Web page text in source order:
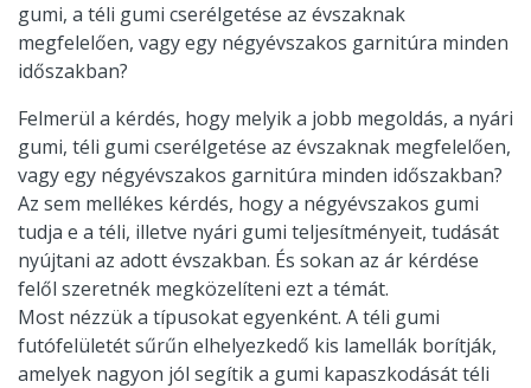
gumi, a téli gumi cserélgetése az évszaknak
megfelelően, vagy egy négyévszakos garnitúra minden
időszakban?
Felmerül a kérdés, hogy melyik a jobb megoldás, a nyári
gumi, téli gumi cserélgetése az évszaknak megfelelően,
vagy egy négyévszakos garnitúra minden időszakban?
Az sem mellékes kérdés, hogy a négyévszakos gumi
tudja e a téli, illetve nyári gumi teljesítményeit, tudását
nyújtani az adott évszakban. És sokan az ár kérdése
felől szeretnék megközelíteni ezt a témát.
Most nézzük a típusokat egyenként. A téli gumi
futófelületét sűrűn elhelyezkedő kis lamellák borítják,
amelyek nagyon jól segítik a gumi kapaszkodását téli